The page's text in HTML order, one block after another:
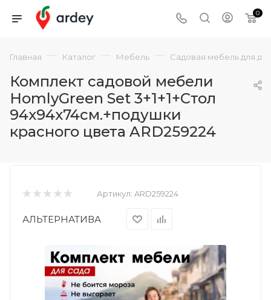
0
Главная — Каталог — Мебель — Садовая мебель для
Комплект садовой мебели
HomlyGreen Set 3+1+1+Стол
94х94х74см.+подушки
красного цвета ARD259224
Артикул: ARD259224
АЛЬТЕРНАТИВА